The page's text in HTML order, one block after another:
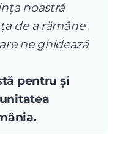
noastră
de a rămâne
ne ghidează
pentru și